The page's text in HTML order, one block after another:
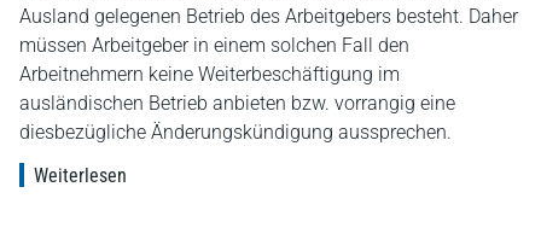
Ausland gelegenen Betrieb des Arbeitgebers besteht. Daher
müssen Arbeitgeber in einem solchen Fall den
Arbeitnehmern keine Weiterbeschäftigung im
ausländischen Betrieb anbieten bzw. vorrangig eine
diesbezügliche Änderungskündigung aussprechen.
Weiterlesen